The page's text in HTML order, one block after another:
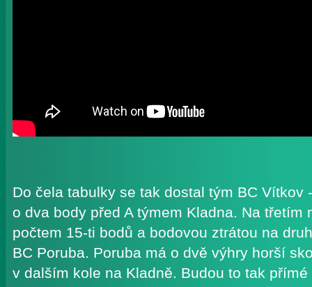
Do čela tabulky se tak dostal tým BC Vítkov
o dva body před A týmem Kladna. Na třetím
počtem 15-ti bodů a bodovou ztrátou na
BC Poruba. Poruba má o dvě výhry horší
v dalším kole na Kladně. Budou to tak